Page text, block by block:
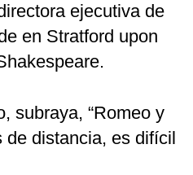
ejecutiva de
en Stratford upon
subraya, “Romeo y
de distancia, es difícil